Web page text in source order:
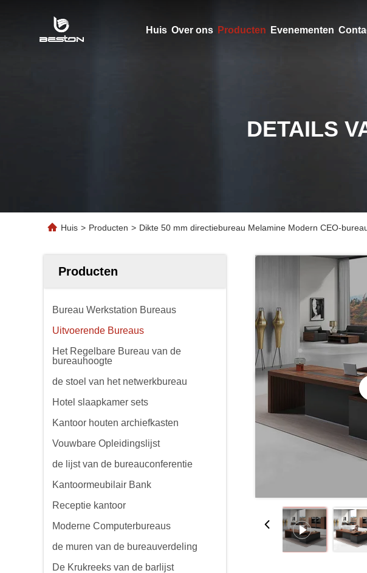
Huis Over ons Producten Evenementen
DETAILS
Huis > Producten > Dikte 50 mm directiebureau Melamine Modern CEO-
Producten
Bureau Werkstation Bureaus
Uitvoerende Bureaus
Het Regelbare Bureau van de
bureauhoogte
de stoel van het netwerkbureau
Hotel slaapkamer sets
Kantoor houten archiefkasten
Vouwbare Opleidingslijst
de lijst van de bureauconferentie
Kantoormeubilair Bank
Receptie kantoor
Moderne Computerbureaus
de muren van de bureauverdeling
De Krukreeks van de barlijst